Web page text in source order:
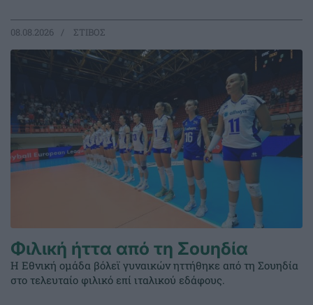
08.08.2026 ΣΤΙΒΟΣ
Φιλική ήττα από τη Σουηδία
Η Εθνική ομάδα βόλεϊ γυναικών ηττήθηκε από τη Σουηδία
στο τελευταίο φιλικό επί ιταλικού εδάφους.